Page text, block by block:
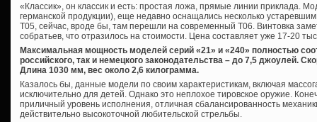
«Классик», он классик и есть: простая ложа, прямые линии приклада.
германской продукции), еще недавно оснащались несколько
Т05, сейчас, вроде бы, там перешли на современный Т06. Винтовка
собратьев, что отразилось на стоимости. Цена составляет уже 17-20
Максимальная мощность моделей серий «21» и «240» полностью
российского, так и немецкого законодательства – до 7,5 джоулей.
Длина 1030 мм, вес около 2,6 килограмма.
Казалось бы, данные модели по своим характеристикам, включая
исключительно для детей. Однако это неплохое тировское оружие.
приличный уровень исполнения, отличная сбалансированность
действительно высокоточной любительской стрельбы.